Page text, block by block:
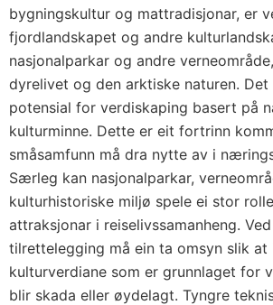
bygningskultur og mattradisjonar, er
fjordlandskapet og andre
nasjonalparkar og andre
dyrelivet og den arktiske naturen.
potensial for verdiskaping basert på
kulturminne. Dette er eit fortrinn
småsamfunn må dra nytte av i
Særleg kan nasjonalparkar,
kulturhistoriske miljø spele ei stor
attraksjonar i reiselivssamanheng.
tilrettelegging må ein ta omsyn slik at
kulturverdiane som er grunnlaget for
blir skada eller øydelagt. Tyngre